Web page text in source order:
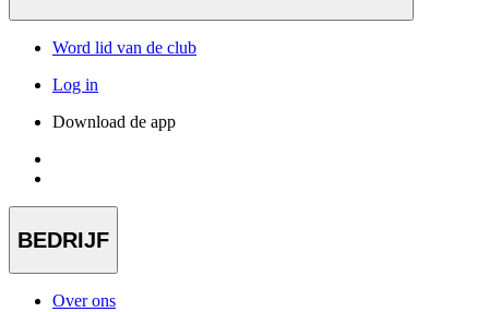
Word lid van de club
Log in
Download de app
BEDRIJF
Over ons